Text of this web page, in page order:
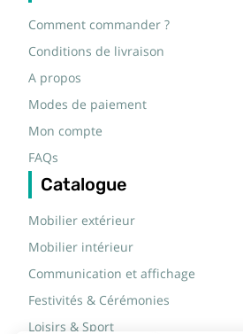
Comment commander ?
Conditions de livraison
A propos
Modes de paiement
Mon compte
FAQs
Catalogue
Mobilier extérieur
Mobilier intérieur
Communication et affichage
Festivités & Cérémonies
Loisirs & Sport